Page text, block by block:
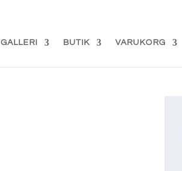
GALLERI BUTIK VARUKORG